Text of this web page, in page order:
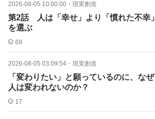
2026-08-05 10:00:00 ・ 現実創造
第2話 人は「幸せ」より「慣れた不幸」
を選ぶ
69
2026-08-05 03:09:54 ・ 現実創造
「変わりたい」と願っているのに、なぜ
人は変われないのか？
17